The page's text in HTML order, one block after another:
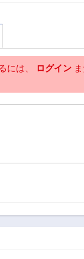
第5話
2年前
2年前
には、 ログイン